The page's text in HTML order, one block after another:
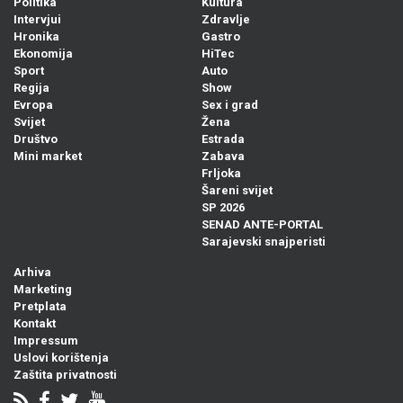
Intervjui
Hronika
Ekonomija
Sport
Regija
Evropa
Svijet
Društvo
Mini market
Zdravlje
Gastro
HiTec
Auto
Show
Sex i grad
Žena
Estrada
Zabava
Frljoka
Šareni svijet
SP 2026
SENAD ANTE-PORTAL
Sarajevski snajperisti
Arhiva
Marketing
Pretplata
Kontakt
Impressum
Uslovi korištenja
Zaštita privatnosti